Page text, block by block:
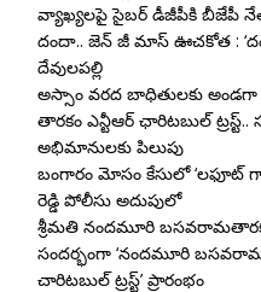
వ్యాఖ్యలపై సైబర్ డీజీపీకి బీజేపీ
దందా.. జెన్ జీ మాస్ ఊచకోత :
దేవులపల్లి
అస్సాం వరద బాధితులకు
తారకం ఎన్టీఆర్ ఛారిటబుల్
అభిమానులకు పిలుపు
బంగారం మోసం కేసులో ‘లఫూట్
రెడ్డి పోలీసు అదుపులో
శ్రీమతి నందమూరి
సందర్భంగా ‘నందమూరి
చారిటబుల్ ట్రస్ట్’ ప్రారంభం